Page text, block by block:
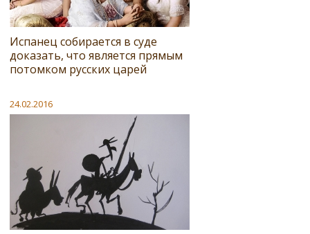
Испанец собирается в суде
доказать, что является прямым
потомком русских царей
24.02.2016